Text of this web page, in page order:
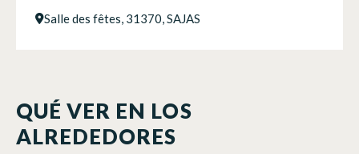
Salle des fêtes, 31370, SAJAS
QUÉ VER EN LOS
ALREDEDORES